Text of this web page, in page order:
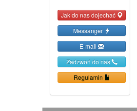
Jak do nas dojechać
Messanger
E-mail
Zadzwoń do nas
Regulamin